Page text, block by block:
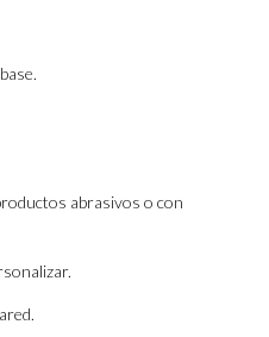
abrasivos o con